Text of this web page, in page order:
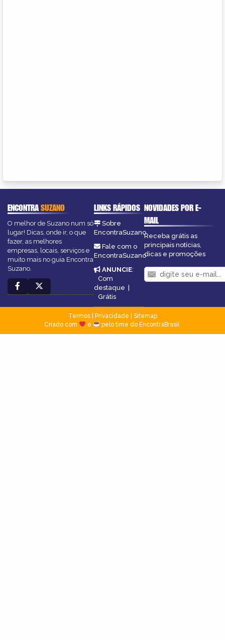
ENCONTRASUZANO
O melhor de Suzano num só
lugar! Dicas, onde ir, o que
fazer, as melhores
empresas, locais, serviços e
muito mais no guia Encontra
Suzano.
LINKS RÁPIDOS
Sobre
EncontraSuzano
Fale com o
EncontraSuzano
ANUNCIE:
Com
destaque
Grátis
NOVIDADES POR E-
MAIL
Receba grátis as
principais notícias,
dicas e promoções
Termos| Privacidade
Sitemap
Criado com
e pelo time do EncontraBrasil